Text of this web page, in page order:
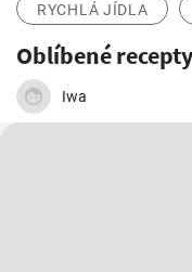
RYCHLÁ JÍDLA
Oblíbené recepty
Iwa